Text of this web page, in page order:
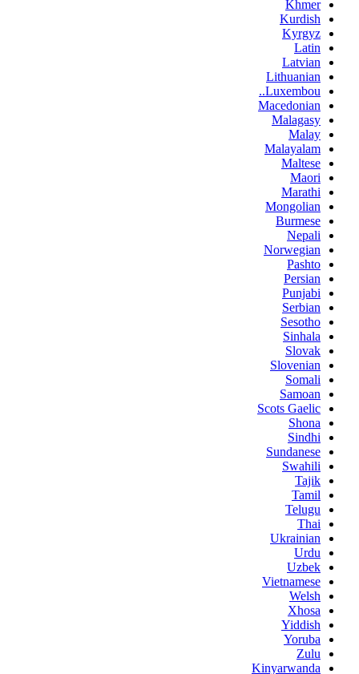
Khmer
Kurdish
Kyrgyz
Latin
Latvian
Lithuanian
Luxembou..
Macedonian
Malagasy
Malay
Malayalam
Maltese
Maori
Marathi
Mongolian
Burmese
Nepali
Norwegian
Pashto
Persian
Punjabi
Serbian
Sesotho
Sinhala
Slovak
Slovenian
Somali
Samoan
Scots Gaelic
Shona
Sindhi
Sundanese
Swahili
Tajik
Tamil
Telugu
Thai
Ukrainian
Urdu
Uzbek
Vietnamese
Welsh
Xhosa
Yiddish
Yoruba
Zulu
Kinyarwanda